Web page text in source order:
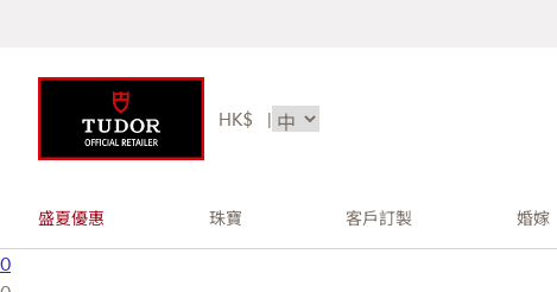
HK$ |
盛夏優惠 珠寶 客戶訂製 婚嫁
0